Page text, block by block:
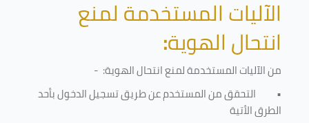
الآليات المستخدمة لمنع
انتحال الهوية:
من الآليات المستخدمة لمنعانتحال الهوية: -
• التحقق من المستخدم عن طريق تسجيل الدخول بأحد
الطرق الأتية